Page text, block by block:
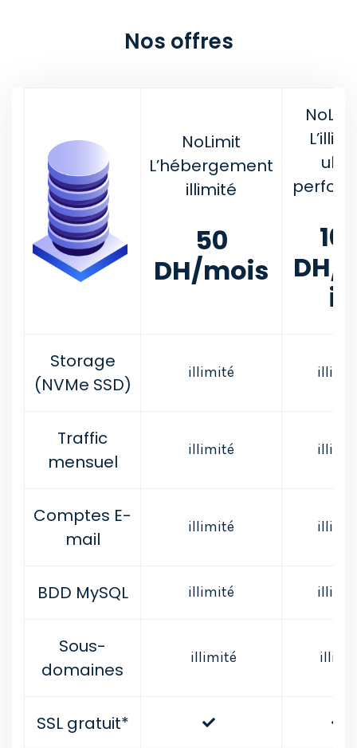
Nos offres
NoLimit
L’hébergement
illimité
50
DH/mois
DH/
is
Storage
(NVMe SSD)
illimité
Traffic
mensuel
illimité
Comptes E-
mail
illimité
BDD MySQL illimité
Sous-
domaines
illimité
SSL gratuit*